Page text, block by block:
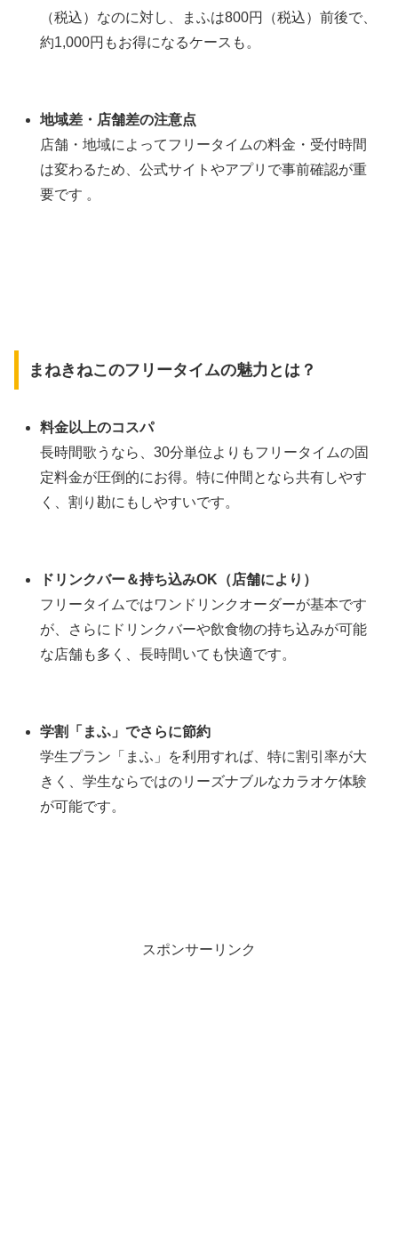
（税込）なのに対し、まふは800円（税込）前後で、
約1,000円もお得になるケースも。
地域差・店舗差の注意点
店舗・地域によってフリータイムの料金・受付時間
は変わるため、公式サイトやアプリで事前確認が重
要です 。
まねきねこのフリータイムの魅力とは？
料金以上のコスパ
長時間歌うなら、30分単位よりもフリータイムの固
定料金が圧倒的にお得。特に仲間となら共有しやす
く、割り勘にもしやすいです。
ドリンクバー＆持ち込みOK（店舗により）
フリータイムではワンドリンクオーダーが基本です
が、さらにドリンクバーや飲食物の持ち込みが可能
な店舗も多く、長時間いても快適です。
学割「まふ」でさらに節約
学生プラン「まふ」を利用すれば、特に割引率が大
きく、学生ならではのリーズナブルなカラオケ体験
が可能です。
スポンサーリンク